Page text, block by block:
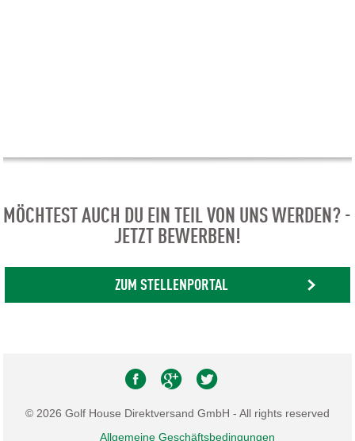
MÖCHTEST AUCH DU EIN TEIL VON UNS WERDEN? -
JETZT BEWERBEN!
ZUM STELLENPORTAL
© 2026 Golf House Direktversand GmbH - All rights reserved
Allgemeine Geschäftsbedingungen